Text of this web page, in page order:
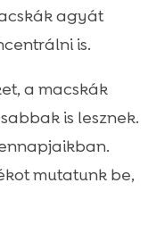
agyát
is.
a macskák
is lesznek.
mutatunk be,